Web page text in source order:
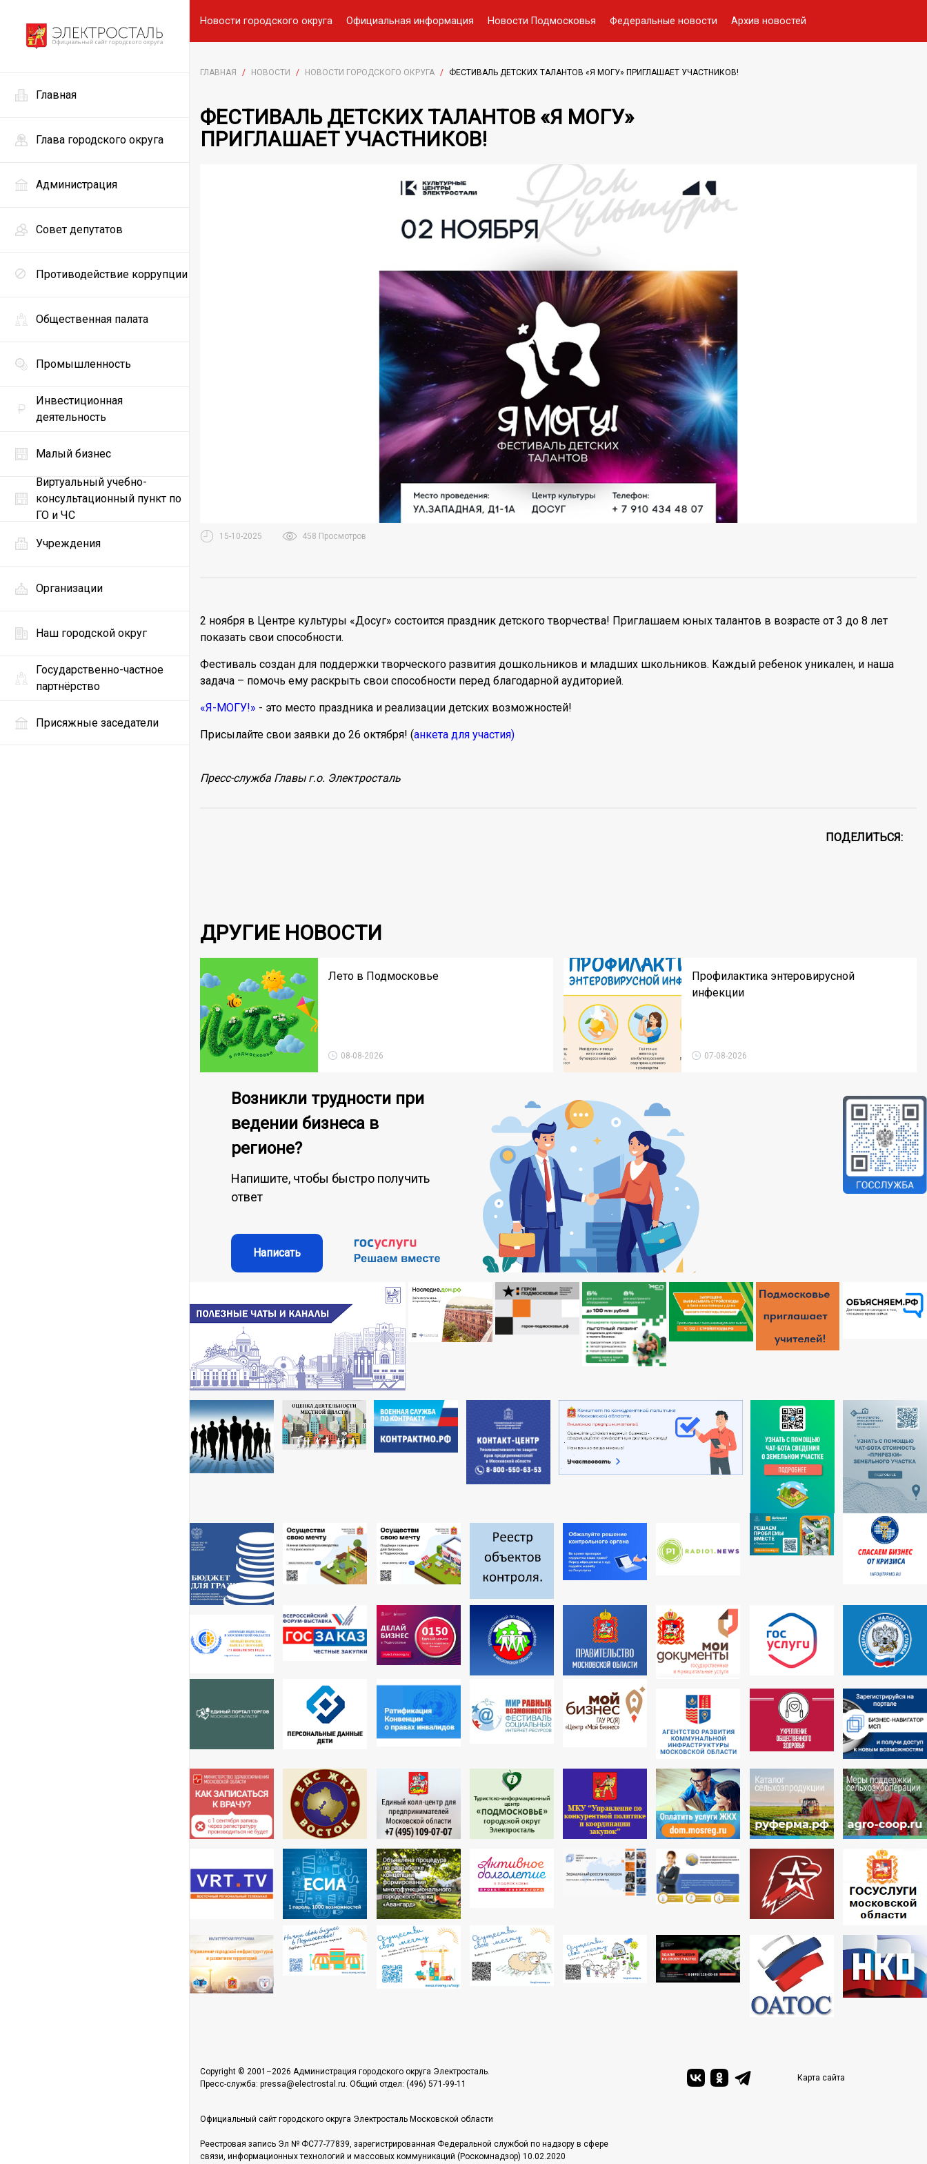
Главная
Глава городского округа
Администрация
Совет депутатов
Противодействие коррупции
Общественная палата
Промышленность
Инвестиционная
деятельность
Малый бизнес
Виртуальный учебно-
консультационный пункт по
ГО и ЧС
Учреждения
Организации
Наш городской округ
Государственно-частное
партнёрство
Присяжные заседатели
Новости городского округа Официальная информация Новости Подмосковья Федеральные новости Архив новостей
ГЛАВНАЯ / НОВОСТИ / НОВОСТИ ГОРОДСКОГО ОКРУГА / ФЕСТИВАЛЬ ДЕТСКИХ ТАЛАНТОВ «Я МОГУ» ПРИГЛАШАЕТ УЧАСТНИКОВ!
ФЕСТИВАЛЬ ДЕТСКИХ ТАЛАНТОВ «Я МОГУ»
ПРИГЛАШАЕТ УЧАСТНИКОВ!
15-10-2025 458 Просмотров
2 ноября в Центре культуры «Досуг» состоится праздник детского творчества! Приглашаем юных талантов в возрасте от 3 до 8 лет
показать свои способности.
Фестиваль создан для поддержки творческого развития дошкольников и младших школьников. Каждый ребенок уникален, и наша
задача – помочь ему раскрыть свои способности перед благодарной аудиторией.
«Я-МОГУ!» - это место праздника и реализации детских возможностей!
Присылайте свои заявки до 26 октября! (анкета для участия)
Пресс-служба Главы г.о. Электросталь
ПОДЕЛИТЬСЯ:
ДРУГИЕ НОВОСТИ
Лето в Подмосковье
08-08-2026
Профилактика энтеровирусной
инфекции
07-08-2026
Возникли трудности при
ведении бизнеса в
регионе?
Напишите, чтобы быстро получить
ответ
Написать
Copyright © 2001–2026 Администрация городского округа Электросталь.
Пресс-служба: pressa@electrostal.ru. Общий отдел: (496) 571-99-11
Карта сайта
Официальный сайт городского округа Электросталь Московской области
Реестровая запись Эл № ФС77-77839, зарегистрированная Федеральной службой по надзору в сфере
связи, информационных технологий и массовых коммуникаций (Роскомнадзор) 10.02.2020